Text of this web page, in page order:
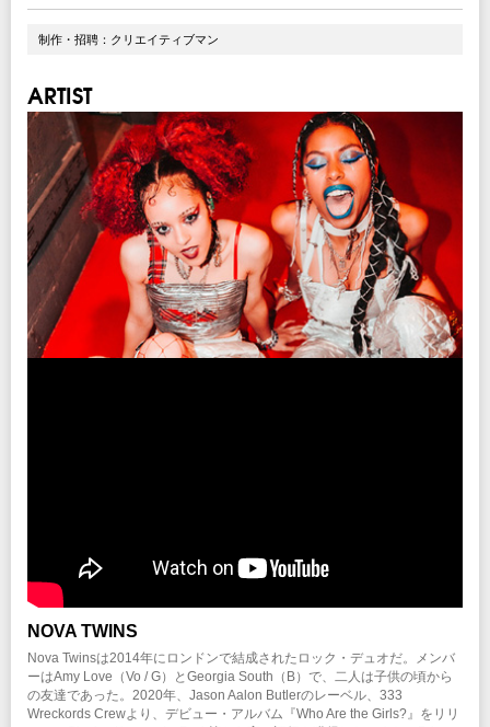
制作・招聘：クリエイティブマン
ARTIST
NOVA TWINS
Nova Twinsは2014年にロンドンで結成されたロック・デュオだ。メンバ
ーはAmy Love（Vo / G）とGeorgia South（B）で、二人は子供の頃から
の友達であった。2020年、Jason Aalon Butlerのレーベル、333
Wreckords Crewより、デビュー・アルバム『Who Are the Girls?』をリリ